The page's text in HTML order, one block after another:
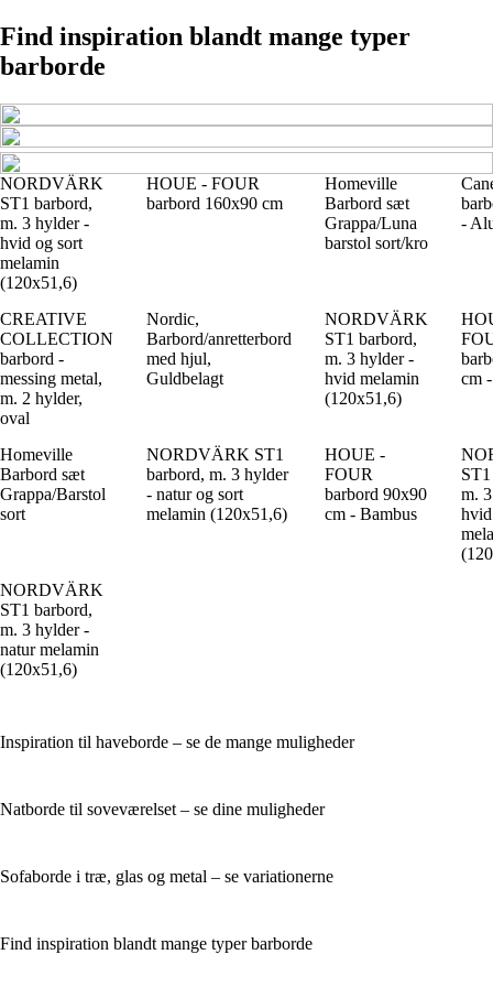
Find inspiration blandt mange typer
barborde
NORDVÄRK
ST1 barbord,
m. 3 hylder -
hvid og sort
melamin
(120x51,6)
HOUE - FOUR
barbord 160x90 cm
Homeville
Barbord sæt
Grappa/Luna
barstol sort/kro
-
CREATIVE
COLLECTION
barbord -
messing metal,
m. 2 hylder,
oval
Nordic,
Barbord/anretterbord
med hjul,
Guldbelagt
NORDVÄRK
ST1 barbord,
m. 3 hylder -
hvid melamin
(120x51,6)
cm
Homeville
Barbord sæt
Grappa/Barstol
sort
NORDVÄRK ST1
barbord, m. 3 hylder
- natur og sort
melamin (120x51,6)
HOUE -
FOUR
barbord 90x90
cm - Bambus
m.
NORDVÄRK
ST1 barbord,
m. 3 hylder -
natur melamin
(120x51,6)
Inspiration til haveborde – se de mange muligheder
Natborde til soveværelset – se dine muligheder
Sofaborde i træ, glas og metal – se variationerne
Find inspiration blandt mange typer barborde